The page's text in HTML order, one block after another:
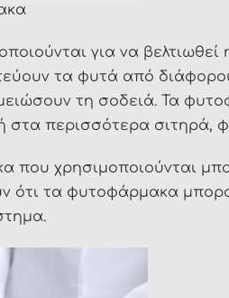
για να
τα φυτά από
τη σοδειά. Τα
περισσότερα σιτηρά,
χρησιμοποιούνται
ότι τα φυτοφάρμακα